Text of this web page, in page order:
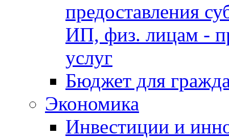
предоставления
ИП, физ. лицам -
услуг
Бюджет для
Экономика
Инвестиции и